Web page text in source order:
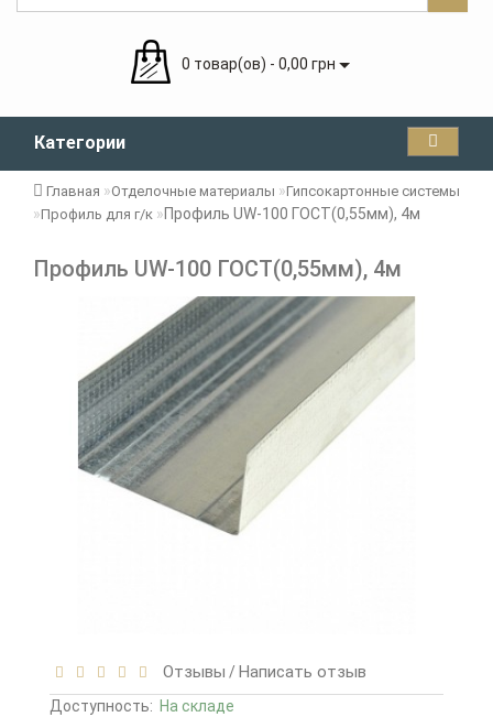
0 товар(ов) - 0,00 грн
Категории
Главная Отделочные материалы
Гипсокартонные системы
Профиль для г/к
Профиль UW-100 ГОСТ(0,55мм), 4м
Профиль UW-100 ГОСТ(0,55мм), 4м
Отзывы /Написать отзыв
Доступность: На складе